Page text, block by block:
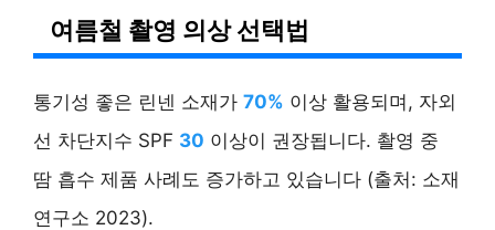
여름철 촬영 의상 선택법
통기성 좋은 린넨 소재가 70% 이상 활용되며, 자외
선 차단지수 SPF 30 이상이 권장됩니다. 촬영 중
땀 흡수 제품 사례도 증가하고 있습니다 (출처: 소재
연구소 2023).